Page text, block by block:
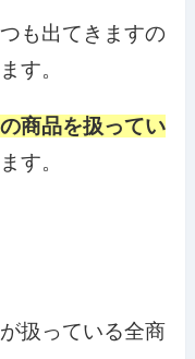
も出てきますの
す。
商品を扱ってい
す。
扱っている全商